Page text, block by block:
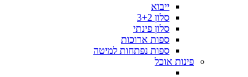
ייבוא
סלון 3+2
סלון פינתי
ספות ארוכות
ספות נפתחות למיטה
פינות אוכל